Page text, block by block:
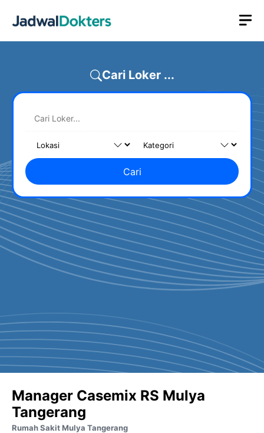
Cari Loker ...
Cari
Manager Casemix RS Mulya
Tangerang
Rumah Sakit Mulya Tangerang